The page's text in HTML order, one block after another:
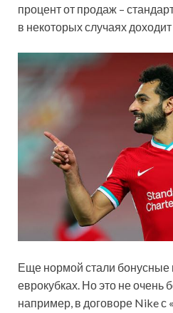
процент от продаж –
в некоторых случаях
Еще нормой стали бонусные
еврокубках. Но это не очень
например, в договоре Nike с